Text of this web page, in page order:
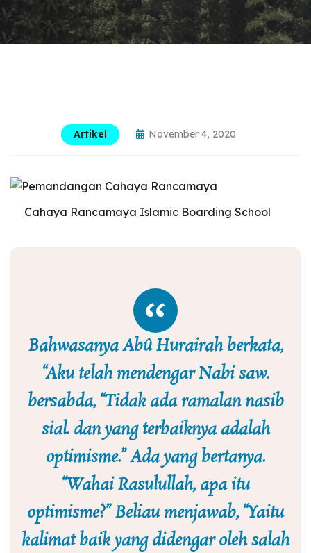
Artikel November 4, 2020
Cahaya Rancamaya Islamic Boarding School
Bahwasanya Abû Hurairah berkata,
“Aku telah mendengar Nabi saw.
bersabda, “Tidak ada ramalan nasib
sial. dan yang terbaiknya adalah
optimisme.” Ada yang bertanya.
“Wahai Rasulullah, apa itu
optimisme?” Beliau menjawab, “Yaitu
kalimat baik yang didengar oleh salah